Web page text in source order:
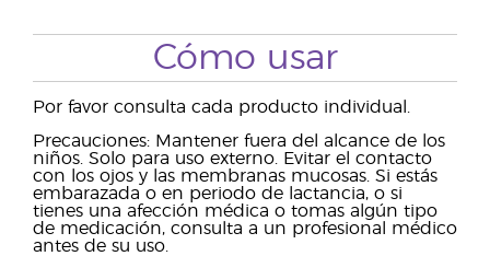
Cómo usar
Por favor consulta cada producto individual.
Precauciones: Mantener fuera del alcance de los
niños. Solo para uso externo. Evitar el contacto
con los ojos y las membranas mucosas. Si estás
embarazada o en periodo de lactancia, o si
tienes una afección médica o tomas algún tipo
de medicación, consulta a un profesional médico
antes de su uso.